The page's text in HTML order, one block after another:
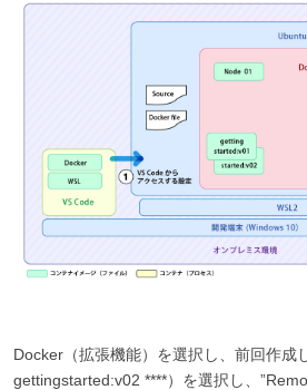
Docker（拡張機能）を選択し、前回作成
gettingstarted:v02 ****）を選択し、